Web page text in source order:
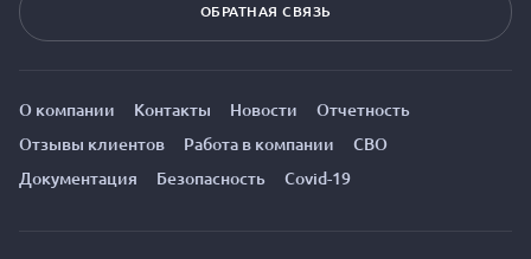
ОБРАТНАЯ СВЯЗЬ
О компании Контакты Новости
Отчетность
Отзывы клиентов
Работа в компании
СВО
Документация
Безопасность Covid-19